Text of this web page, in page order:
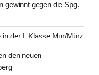
gewinnt gegen die Spg.
in der I. Klasse Mur/Mürz
den neuen